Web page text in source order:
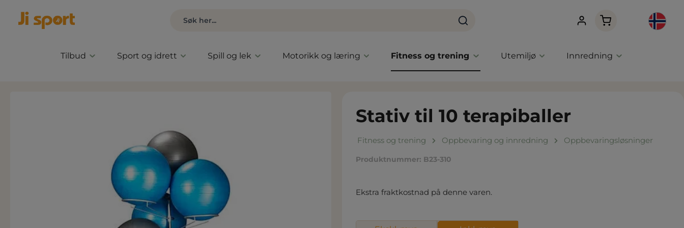
Handlekurven
Tilbud Sport og idrett Spill og lek Motorikk og læring Fitness og trening Utemiljø Innredning
Stativ til 10 terapiballer
Fitness og trening Oppbevaring og innredning Oppbevaringsløsninger
Produktnummer: B23-310
Ekstra fraktkostnad på denne varen.